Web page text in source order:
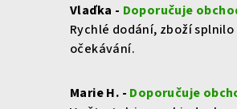
Vlaďka - Doporučuje
Rychlé dodání, zboží splnilo
očekávání.
Marie H. - Doporučuje